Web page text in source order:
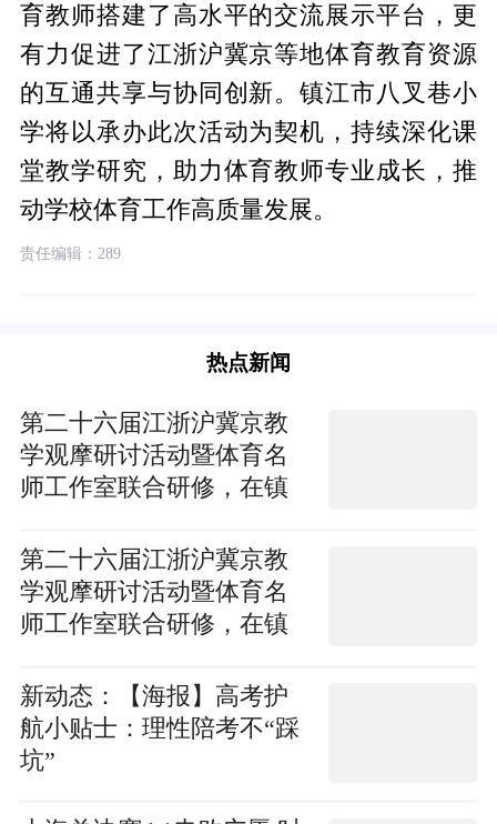
育教师搭建了高水平的交流展示平台，更
有力促进了江浙沪冀京等地体育教育资源
的互通共享与协同创新。镇江市八叉巷小
学将以承办此次活动为契机，持续深化课
堂教学研究，助力体育教师专业成长，推
动学校体育工作高质量发展。
责任编辑：289
热点新闻
第二十六届江浙沪冀京教
学观摩研讨活动暨体育名
师工作室联合研修，在镇
第二十六届江浙沪冀京教
学观摩研讨活动暨体育名
师工作室联合研修，在镇
新动态：【海报】高考护
航小贴士：理性陪考不“踩
坑”